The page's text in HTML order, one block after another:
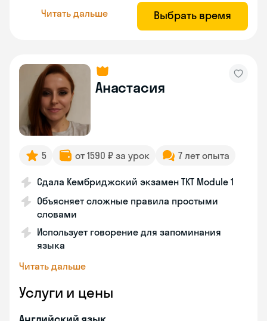
Читать дальше Выбрать время
Анастасия
5 от 1590 ₽ за урок 7 лет опыта
Сдала Кембриджский экзамен TKT Module 1
Объясняет сложные правила простыми
словами
Использует говорение для запоминания
языка
Читать дальше
Услуги и цены